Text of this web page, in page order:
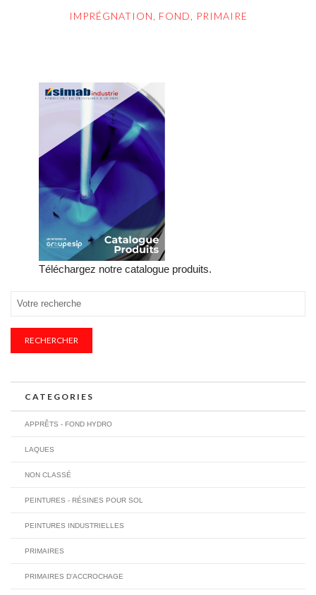
IMPRÉGNATION, FOND, PRIMAIRE
Téléchargez notre catalogue produits.
RECHERCHER
CATEGORIES
APPRÊTS - FOND HYDRO
LAQUES
NON CLASSÉ
PEINTURES - RÉSINES POUR SOL
PEINTURES INDUSTRIELLES
PRIMAIRES
PRIMAIRES D'ACCROCHAGE